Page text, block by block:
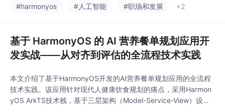
率低下、个性化不足等痛点。文章详细阐述了技术架构设计、AI提
#harmonyos #人工智能 #职场和发展 +2
基于 HarmonyOS 的 AI 营养餐单规划应用开
发实战——从对齐到评估的全流程技术实践
本文介绍了基于HarmonyOS开发的AI营养餐单规划应用的全流程
技术实践。该应用针对现代人健康饮食规划的痛点，采用Harmon
yOS ArkTS技术栈，基于三层架构（Model-Service-View）设